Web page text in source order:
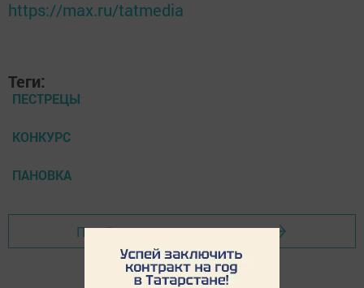
https://max.ru/tatmedia
Теги:
ПЕСТРЕЦЫ
КОНКУРС
ПАНОВКА
Перейти на страницу новости